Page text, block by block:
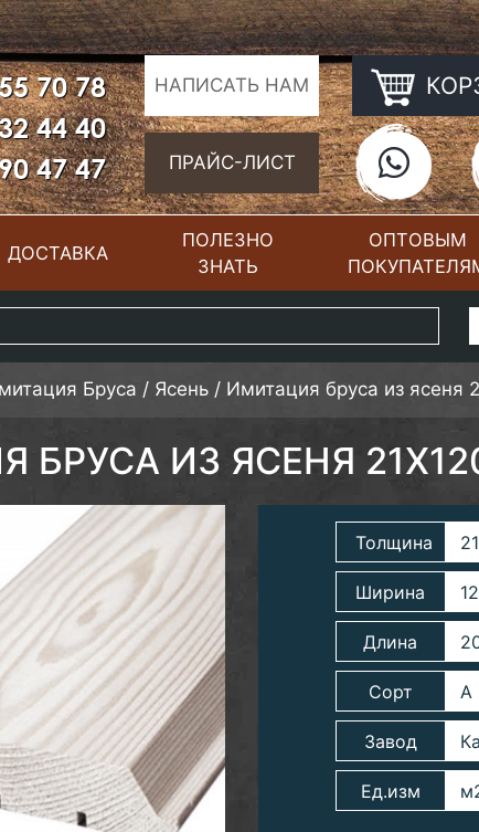
70 78
44 40
47 47
НАПИСАТЬ НАМ
ПРАЙС-ЛИСТ
ДОСТАВКА
ПОЛЕЗНО
ЗНАТЬ
ОПТОВЫМ
Бруса / Ясень / Имитация бруса из ясеня
БРУСА ИЗ ЯСЕНЯ
Толщина
Ширина
Длина
Сорт
Завод
Ед.изм